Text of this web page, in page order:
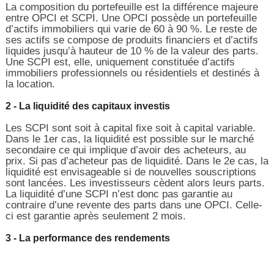
La composition du portefeuille est la différence majeure
entre OPCI et SCPI. Une OPCI possède un portefeuille
d’actifs immobiliers qui varie de 60 à 90 %. Le reste de
ses actifs se compose de produits financiers et d’actifs
liquides jusqu’à hauteur de 10 % de la valeur des parts.
Une SCPI est, elle, uniquement constituée d’actifs
immobiliers professionnels ou résidentiels et destinés à
la location.
2 - La liquidité des capitaux investis
Les SCPI sont soit à capital fixe soit à capital variable.
Dans le 1er cas, la liquidité est possible sur le marché
secondaire ce qui implique d’avoir des acheteurs, au
prix. Si pas d’acheteur pas de liquidité. Dans le 2e cas, la
liquidité est envisageable si de nouvelles souscriptions
sont lancées. Les investisseurs cèdent alors leurs parts.
La liquidité d’une SCPI n’est donc pas garantie au
contraire d’une revente des parts dans une OPCI. Celle-
ci est garantie après seulement 2 mois.
3 - La performance des rendements